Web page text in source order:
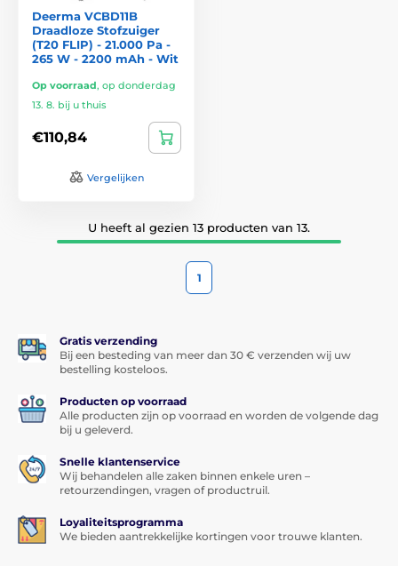
Deerma VCBD11B
Draadloze Stofzuiger
(T20 FLIP) - 21.000 Pa -
265 W - 2200 mAh - Wit
Op voorraad, op donderdag
13. 8. bij u thuis
€110,84
Vergelijken
U heeft al gezien 13 producten van 13.
1
Gratis verzending
Bij een besteding van meer dan 30 € verzenden wij uw
bestelling kosteloos.
Producten op voorraad
Alle producten zijn op voorraad en worden de volgende dag
bij u geleverd.
Snelle klantenservice
Wij behandelen alle zaken binnen enkele uren –
retourzendingen, vragen of productruil.
Loyaliteitsprogramma
We bieden aantrekkelijke kortingen voor trouwe klanten.